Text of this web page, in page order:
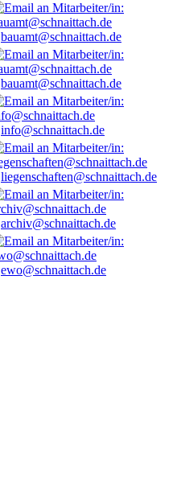
bauamt@schnaittach.de
bauamt@schnaittach.de
info@schnaittach.de
liegenschaften@schnaittach.de
archiv@schnaittach.de
ewo@schnaittach.de